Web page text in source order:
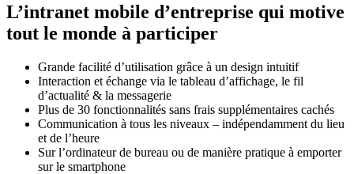
L’intranet mobile d’entreprise qui motive
tout le monde à participer
Grande facilité d’utilisation grâce à un design intuitif
Interaction et échange via le tableau d’affichage, le fil
d’actualité & la messagerie
Plus de 30 fonctionnalités sans frais supplémentaires cachés
Communication à tous les niveaux – indépendamment du lieu
et de l’heure
Sur l’ordinateur de bureau ou de manière pratique à emporter
sur le smartphone